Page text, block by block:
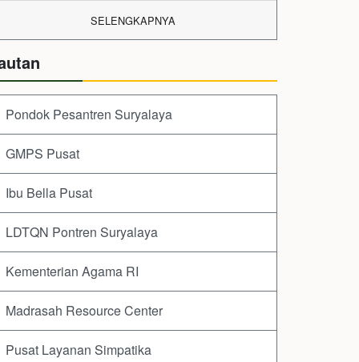
SELENGKAPNYA
Pondok Pesantren Suryalaya
GMPS Pusat
Ibu Bella Pusat
LDTQN Pontren Suryalaya
Kementerian Agama RI
Madrasah Resource Center
Pusat Layanan Simpatika